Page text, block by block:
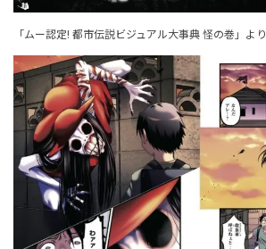
「ムー認定! 都市伝説ビジュアル大事典 怪の巻」より